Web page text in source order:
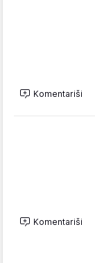
Komentariši
Komentariši